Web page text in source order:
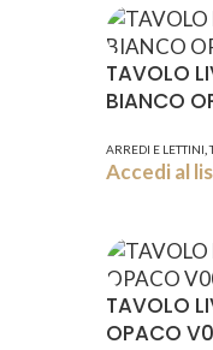
TAVOLO
BIANCO
ARREDI E LETTINI
Accedi al
TAVOLO
OPACO